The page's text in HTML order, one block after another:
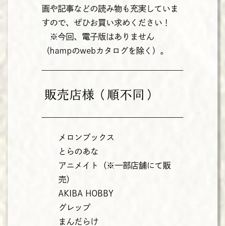
画や記事などの読み物も充実していま
すので、ぜひお買い求めください！
※今回、電子版はありません
（hampのwebカタログを除く）。
販売店様（順不同）
メロンブックス
とらのあな
アニメイト（※一部店舗にて販
売）
AKIBA HOBBY
グレップ
まんだらけ